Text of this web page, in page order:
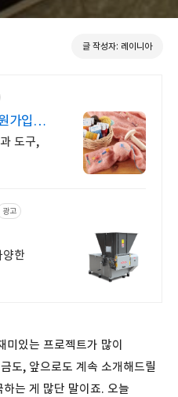
글 작성자: 레이니아
가입시
도구,
광고
한
미있는 프로젝트가 많이
도, 앞으로도 계속 소개해드릴
는 게 많단 말이죠. 오늘